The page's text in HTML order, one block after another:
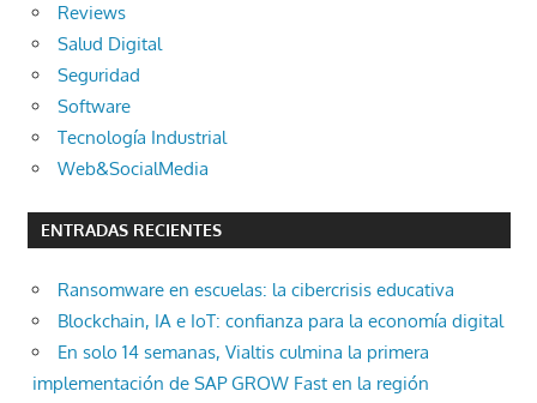
Reviews
Salud Digital
Seguridad
Software
Tecnología Industrial
Web&SocialMedia
ENTRADAS RECIENTES
Ransomware en escuelas: la cibercrisis educativa
Blockchain, IA e IoT: confianza para la economía digital
En solo 14 semanas, Vialtis culmina la primera
implementación de SAP GROW Fast en la región